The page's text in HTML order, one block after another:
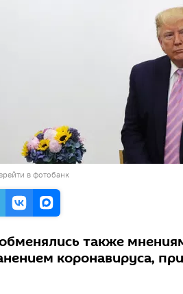
в фотобанк
также
коронавируса,